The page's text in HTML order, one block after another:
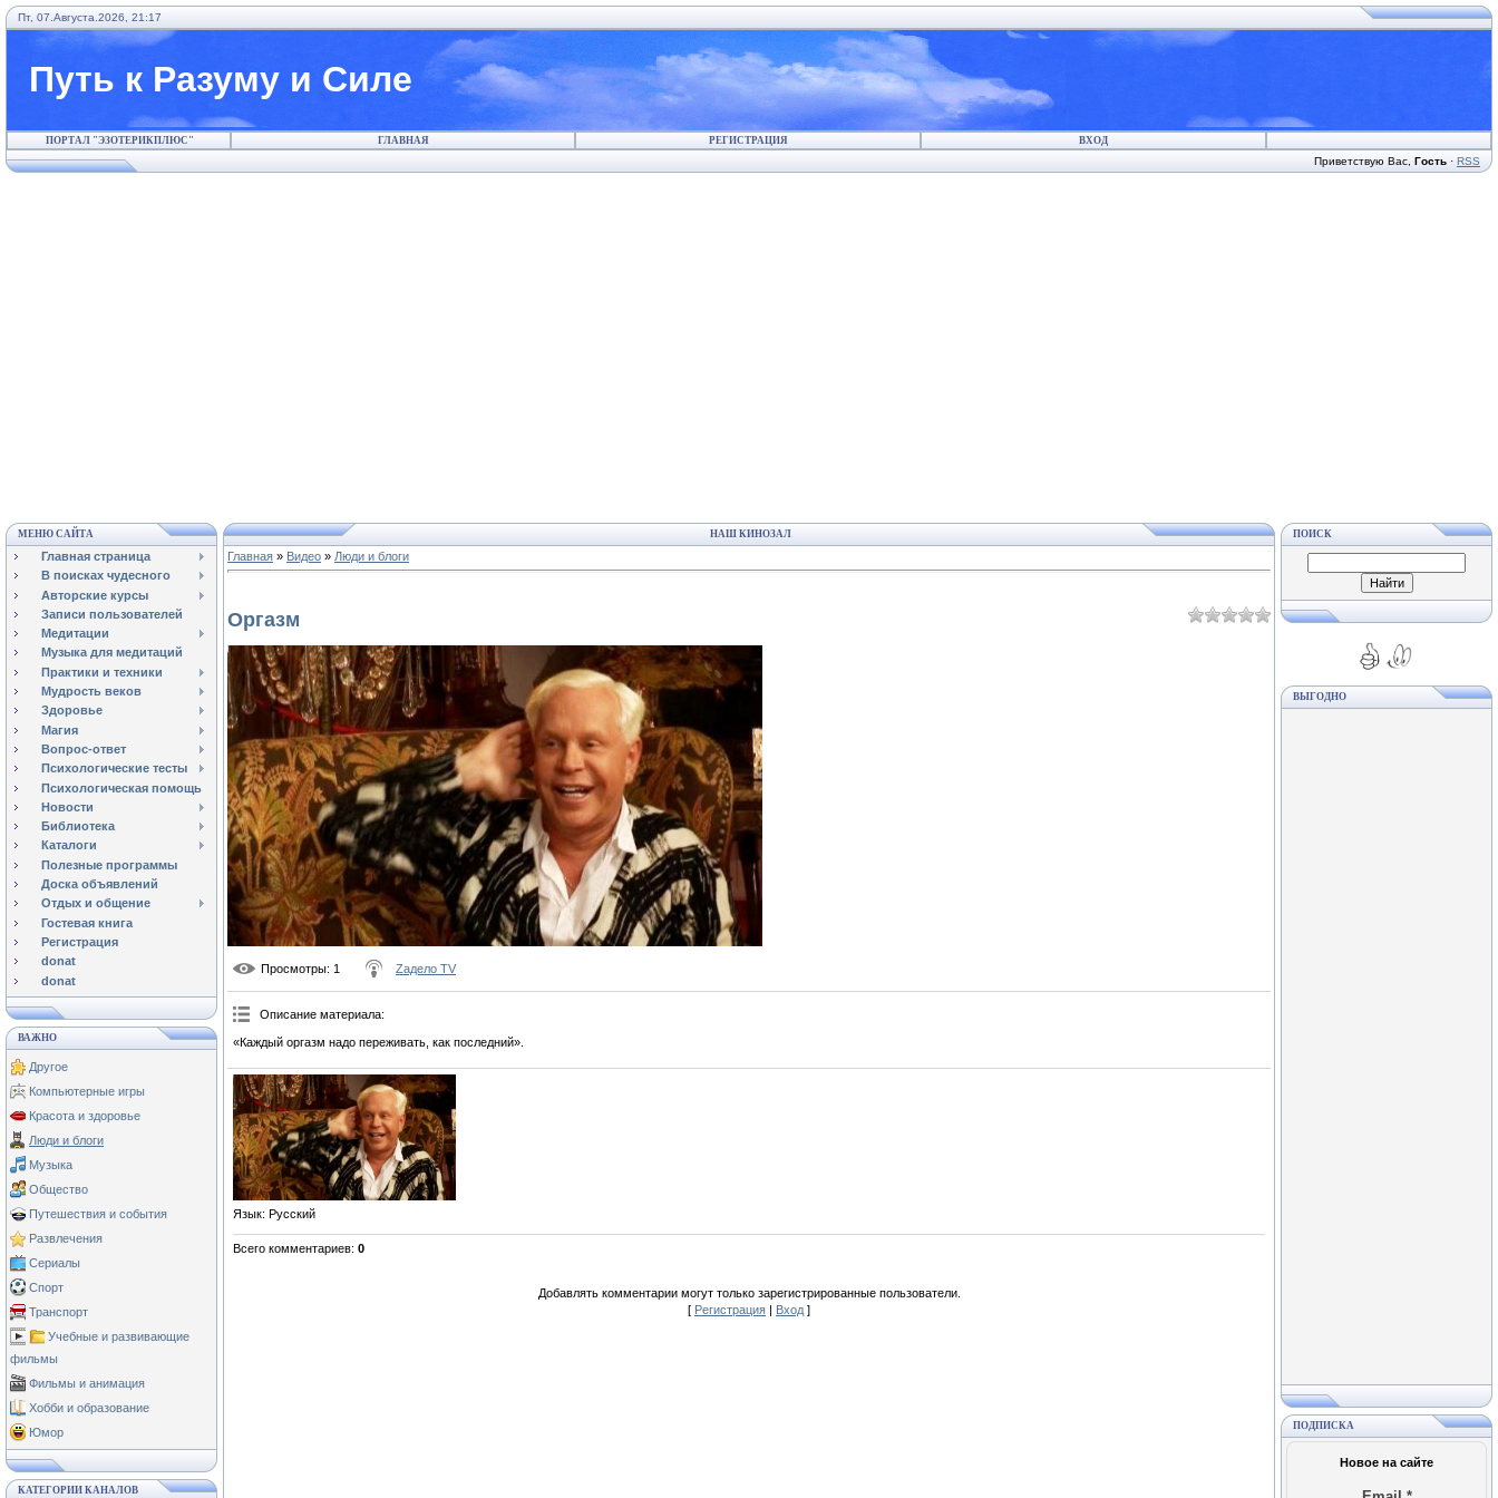
Пт, 07.Августа.2026, 21:17
Путь к Разуму и Силе
ПОРТАЛ "ЭЗОТЕРИКПЛЮС" ГЛАВНАЯ РЕГИСТРАЦИЯ ВХОД
Приветствую Вас Гость · RSS
МЕНЮ САЙТА
Главная страница
В поисках чудесного
Авторские курсы
Записи пользователей
Медитации
Музыка для медитаций
Практики и техники
Мудрость веков
Здоровье
Магия
Вопрос-ответ
Психологические тесты
Психологическая помощь
Новости
Библиотека
Каталоги
Полезные программы
Доска объявлений
Отдых и общение
Гостевая книга
Регистрация
donat
donat
ВАЖНО
Другое
Компьютерные игры
Красота и здоровье
Люди и блоги
Музыка
Общество
Путешествия и события
Развлечения
Сериалы
Спорт
Транспорт
Учебные и развивающие
фильмы
Фильмы и анимация
Хобби и образование
Юмор
КАТЕГОРИИ КАНАЛОВ
НАШ КИНОЗАЛ
Главная » Видео » Люди и блоги
Оргазм
Просмотры: 1 Zадело TV
Описание материала:
«Каждый оргазм надо переживать, как последний».
Язык: Русский
Всего комментариев: 0
Добавлять комментарии могут только зарегистрированные пользователи.
[ Регистрация | Вход ]
ПОИСК
ВЫГОДНО
ПОДПИСКА
Новое на сайте